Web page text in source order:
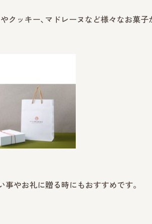
やクッキー、マドレーヌなど様々なお菓子
やお礼に贈る時にもおすすめです。